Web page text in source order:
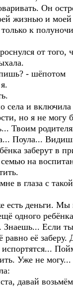
Он
жизнью и моей
к
от того,
- шёпотом
села и
но я не могу
Твоим
Поула...
заберут в
на
в глаза с такой
есть деньги.
одного
Знаешь... Если ты
равно её заберу.
Уже не могу...
давай